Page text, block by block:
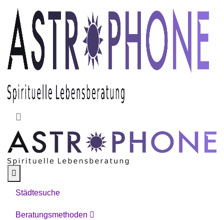
Skip to main content
Städtesuche
Beratungsmethoden